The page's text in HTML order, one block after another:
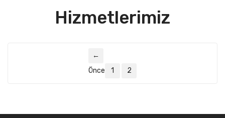
Hizmetlerimiz
←
Önceki
1 2